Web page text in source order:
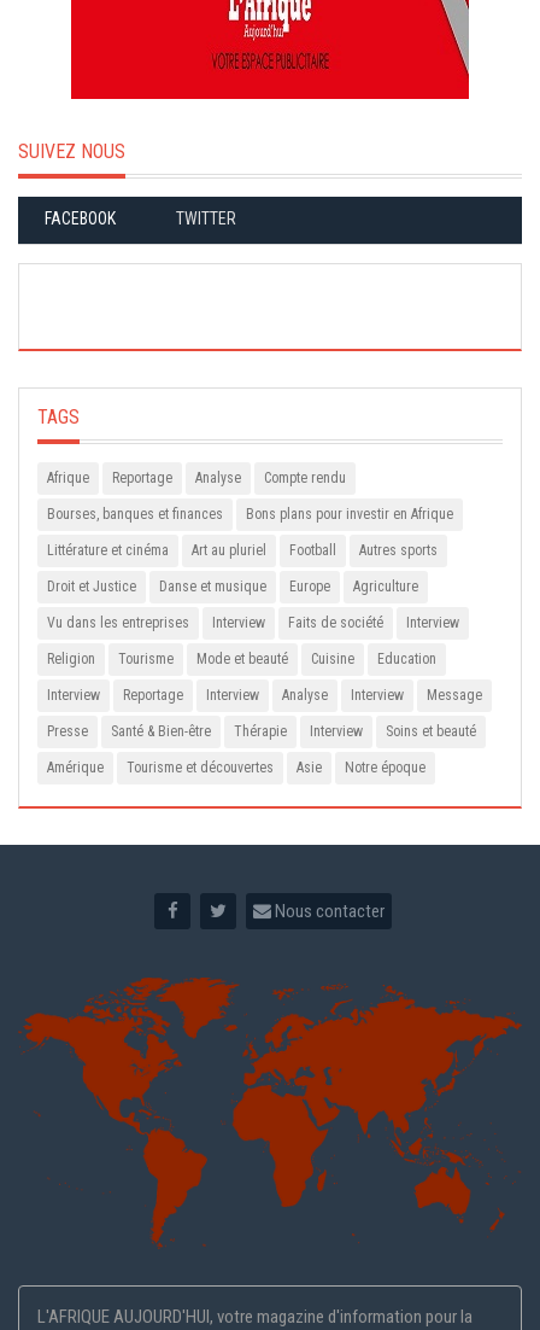
SUIVEZ NOUS
FACEBOOK TWITTER
TAGS
Afrique Reportage Analyse Compte rendu
Bourses, banques et finances Bons plans pour investir en Afrique
Littérature et cinéma Art au pluriel Football Autres sports
Droit et Justice Danse et musique Europe Agriculture
Vu dans les entreprises Interview Faits de société Interview
Religion Tourisme Mode et beauté Cuisine Education
Interview Reportage Interview Analyse Interview Message
Presse Santé & Bien-être Thérapie Interview Soins et beauté
Amérique Tourisme et découvertes Asie Notre époque
Nous contacter
L'AFRIQUE AUJOURD'HUI, votre magazine d'information pour la